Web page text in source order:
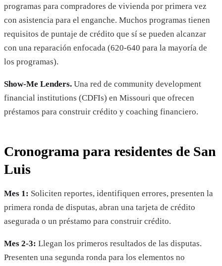
programas para compradores de vivienda por primera vez
con asistencia para el enganche. Muchos programas tienen
requisitos de puntaje de crédito que sí se pueden alcanzar
con una reparación enfocada (620-640 para la mayoría de
los programas).
Show-Me Lenders. Una red de community development
financial institutions (CDFIs) en Missouri que ofrecen
préstamos para construir crédito y coaching financiero.
Cronograma para residentes de San
Luis
Mes 1: Soliciten reportes, identifiquen errores, presenten la
primera ronda de disputas, abran una tarjeta de crédito
asegurada o un préstamo para construir crédito.
Mes 2-3: Llegan los primeros resultados de las disputas.
Presenten una segunda ronda para los elementos no